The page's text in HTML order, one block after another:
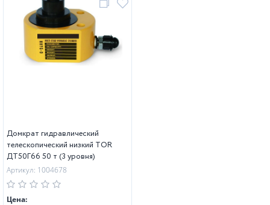
Домкрат гидравлический
телескопический низкий TOR
ДТ50Г66 50 т (3 уровня)
Артикул: 1004678
Цена: